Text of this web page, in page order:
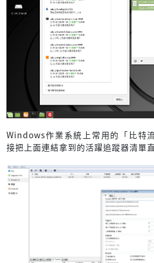
Windows作業系統上常用的「比特
接把上面連結拿到的活躍追蹤器清單